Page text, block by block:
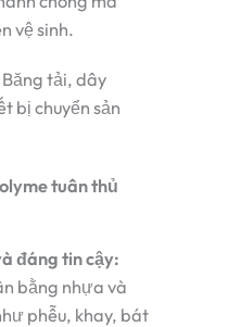
vệ sinh.
Băng tải, dây
bị chuyển sản
tuân thủ
đáng tin cậy:
bằng nhựa và
phễu, khay, bát